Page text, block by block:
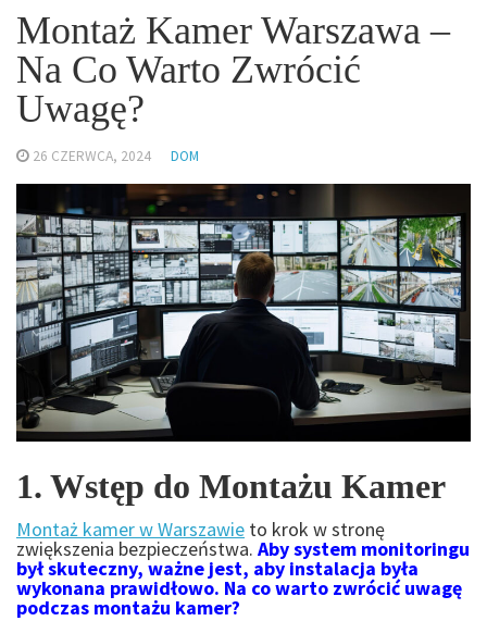
Montaż Kamer Warszawa –
Na Co Warto Zwrócić
Uwagę?
26 CZERWCA, 2024 DOM
1. Wstęp do Montażu Kamer
Montaż kamer w Warszawie to krok w stronę
zwiększenia bezpieczeństwa. Aby system monitoringu
był skuteczny, ważne jest, aby instalacja była
wykonana prawidłowo. Na co warto zwrócić uwagę
podczas montażu kamer?